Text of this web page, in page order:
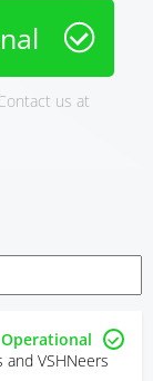
us at
Operational
VSHNeers